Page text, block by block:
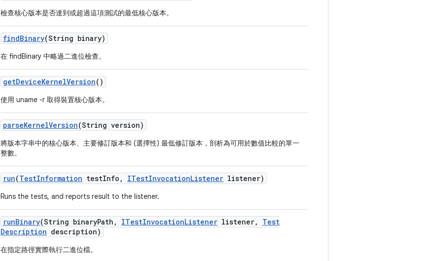
檢查核心版本是否達到或超過這項測試的最低核心版本。
findBinary(String binary)
在 findBinary 中略過二進位檢查。
getDeviceKernelVersion()
使用 uname -r 取得裝置核心版本。
parseKernelVersion(String version)
將版本字串中的核心版本、主要修訂版本和 (選擇性) 最低修訂版本，剖析為可用於數值比較的單一
整數。
run(TestInformation testInfo , ITestInvocationListener listener)
Runs the tests, and reports result to the listener.
runBinary(String binaryPath , ITestInvocationListener listener,
Test
Description description)
在指定路徑實際執行二進位檔。